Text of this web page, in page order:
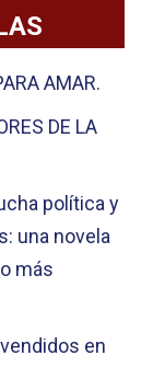
AMAR.
DE LA
política y
una novela
más
en